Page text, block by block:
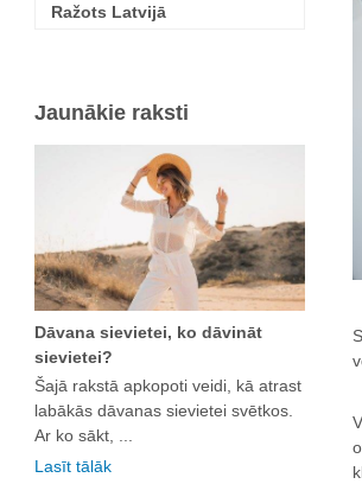
Ražots Latvijā
Jaunākie raksti
Dāvana sievietei, ko dāvināt
sievietei?
Šajā rakstā apkopoti veidi, kā atrast
labākās dāvanas sievietei svētkos.
Ar ko sākt, ...
Lasīt tālāk